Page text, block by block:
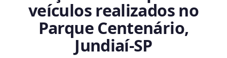
veículos realizados no
Parque Centenário,
Jundiaí‑SP